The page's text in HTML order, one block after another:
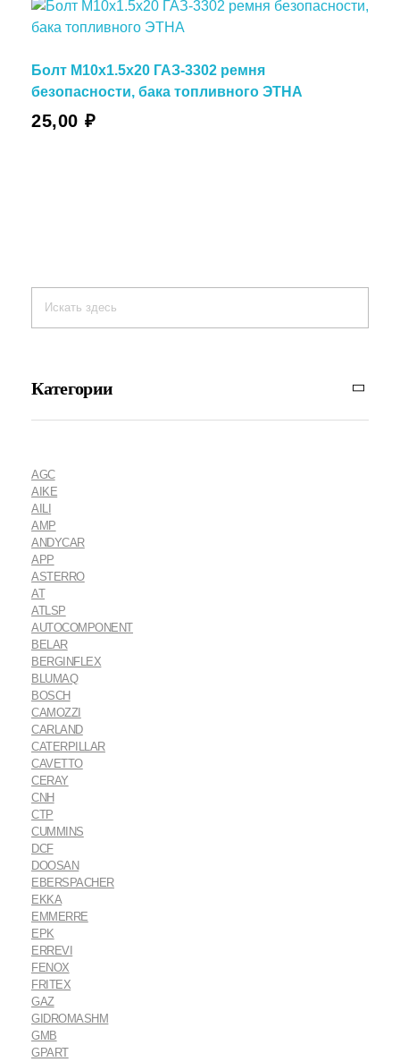
Болт М10х1.5х20 ГАЗ-3302 ремня
безопасности, бака топливного ЭТНА
25,00 ₽
Категории
AGC
AIKE
AILI
AMP
ANDYCAR
APP
ASTERRO
AT
ATLSP
AUTOCOMPONENT
BELAR
BERGINFLEX
BLUMAQ
BOSCH
CAMOZZI
CARLAND
CATERPILLAR
CAVETTO
CERAY
CNH
CTP
CUMMINS
DCF
DOOSAN
EBERSPACHER
EKKA
EMMERRE
EPK
ERREVI
FENOX
FRITEX
GAZ
GIDROMASHM
GMB
GPART